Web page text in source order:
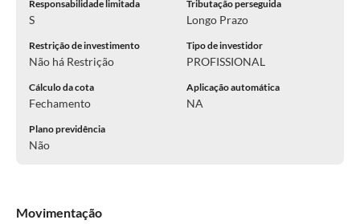
Responsabilidade limitada
S
Tributação perseguida
Longo Prazo
Restrição de investimento
Não há Restrição
Tipo de investidor
PROFISSIONAL
Cálculo da cota
Fechamento
Aplicação automática
NA
Plano previdência
Não
Movimentação